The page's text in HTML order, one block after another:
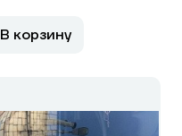
В корзину